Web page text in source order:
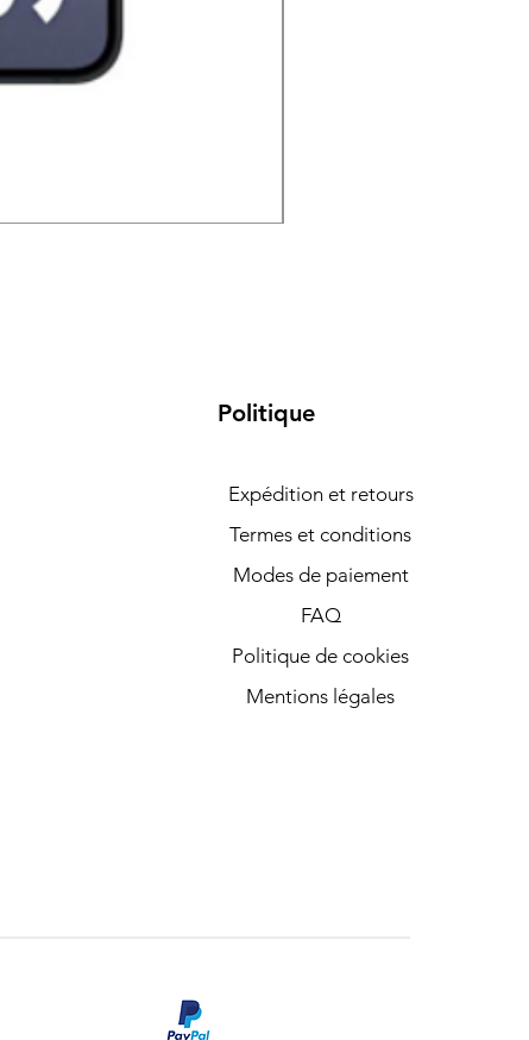
Politique
Expédition et retours
Termes et conditions
Modes de paiement
FAQ
Politique de cookies
Mentions légales